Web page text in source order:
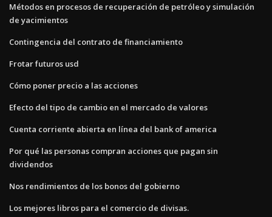
Métodos en procesos de recuperación de petróleo y simulación
de yacimientos
Contingencia del contrato de financiamiento
Frotar futuros usd
Cómo poner precio a las acciones
Efecto del tipo de cambio en el mercado de valores
Cuenta corriente abierta en línea del bank of america
Por qué las personas compran acciones que pagan sin
dividendos
Nos rendimientos de los bonos del gobierno
Los mejores libros para el comercio de divisas.